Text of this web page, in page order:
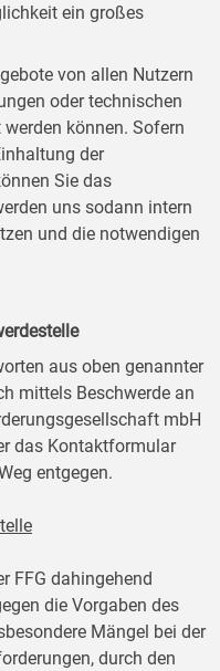
ein großes
von allen Nutzern
oder technischen
können. Sofern
der
Sie das
uns sodann intern
und die notwendigen
aus oben genannter
mittels Beschwerde an
mbH
das Kontaktformular
entgegen.
FFG dahingehend
die Vorgaben des
Mängel bei der
durch den